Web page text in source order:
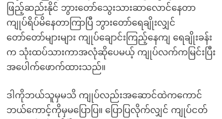
ဖြည့်ဆည်းနိုင် ဘွားတော်သွေးသားဆာလောင်နေတာ
ကျုပ်ရိပ်မိနေတာကြာပြီ ဘွားတော်ရေချိုးလျှင်
တော်တော်များများ ကျုပ်ချောင်းကြည့်နေကျ ရေချိုးခန်း
က သုံးထပ်သားကာအလုံဆိုပေမယ့် ကျုပ်လက်ကမြင်းပြီး
အပေါက်ဖောက်ထားသည်။
ဒါကိုဘယ်သူမှမသိ ကျုပ်လည်းအဆောင်ထဲကကောင်
ဘယ်ကောင့်ကိုမှမပြောပြ။ ပြောပြလိုက်လျှင် ကျုပ်ငတ်